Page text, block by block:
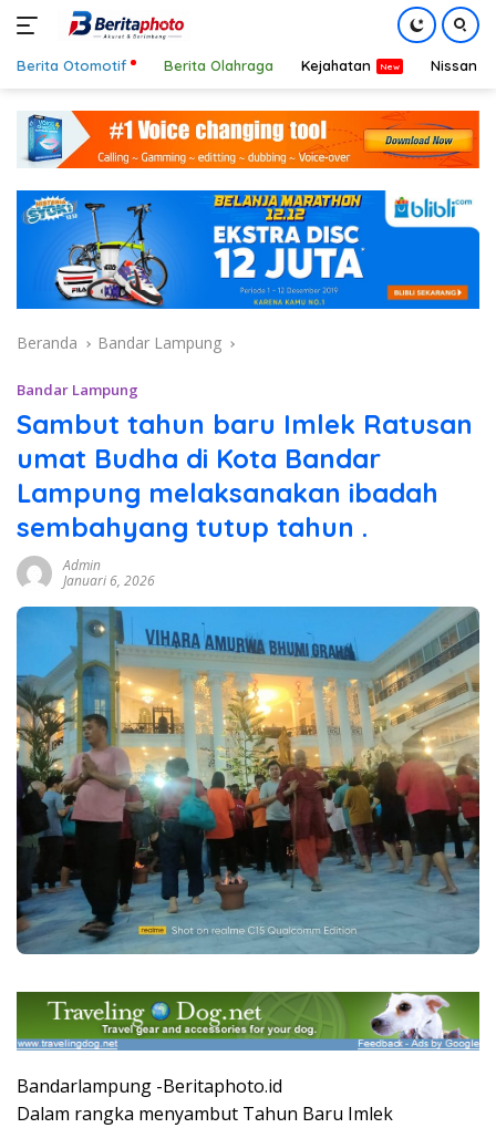
konten
Berita Otomotif Berita Olahraga Kejahatan Nissan
Beranda Bandar Lampung
Bandar Lampung
Sambut tahun baru Imlek Ratusan
umat Budha di Kota Bandar
Lampung melaksanakan ibadah
sembahyang tutup tahun .
Admin
Januari 6, 2026
Bandarlampung -Beritaphoto.id
Dalam rangka menyambut Tahun Baru Imlek